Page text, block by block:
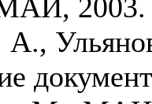
2003.
А.,